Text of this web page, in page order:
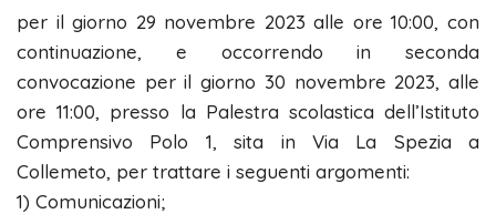
per il giorno 29 novembre 2023 alle ore 10:00, con
continuazione, e occorrendo in seconda
convocazione per il giorno 30 novembre 2023, alle
ore 11:00, presso la Palestra scolastica dell’Istituto
Comprensivo Polo 1, sita in Via La Spezia a
Collemeto, per trattare i seguenti argomenti:
1) Comunicazioni;